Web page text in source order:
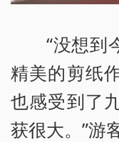
“没想到
精美的剪纸
也感受到了
获很大。”游